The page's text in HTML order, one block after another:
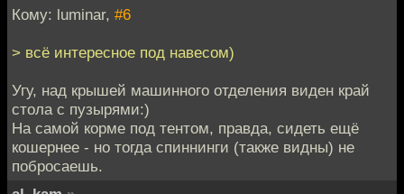
Кому: luminar, #6
> всё интересное под навесом)
Угу, над крышей машинного отделения виден край
стола с пузырями:)
На самой корме под тентом, правда, сидеть ещё
кошернее - но тогда спиннинги (также видны) не
побросаешь.